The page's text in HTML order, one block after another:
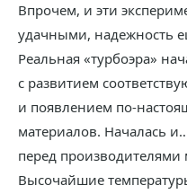
Впрочем, и эти
удачными, надежность
Реальная «турбоэра»
с развитием
и появлением
материалов. Началась
перед производителями
Высочайшие